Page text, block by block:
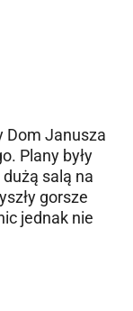
Dom Janusza
Plany były
salą na
gorsze
jednak nie